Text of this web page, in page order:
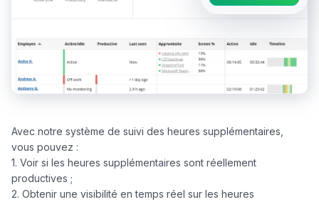
Avec notre système de suivi des heures supplémentaires,
vous pouvez :
1. Voir si les heures supplémentaires sont réellement
productives ;
2. Obtenir une visibilité en temps réel sur les heures